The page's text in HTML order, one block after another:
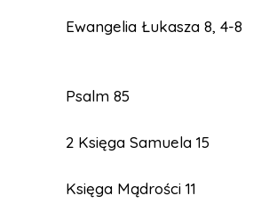
Ewangelia Łukasza 8, 4-8
Psalm 85
2 Księga Samuela 15
Księga Mądrości 11